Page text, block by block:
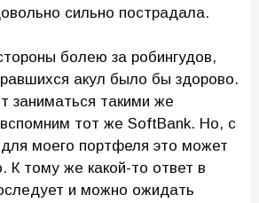
сильно пострадала.
болею за робингудов,
акул было бы здорово.
заниматься такими же
тот же SoftBank. Но, с
моего портфеля это может
К тому же какой-то ответ в
и можно ожидать